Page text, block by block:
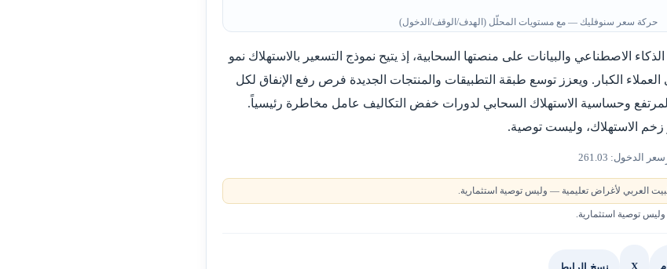
حركة سعر سنوفليك — مع مستويات المحلّل (الهدف/الوقف/الدخول)
الاصطناعي والبيانات على منصتها السحابية، إذ يتيح نموذج التسعير بالاستهلاك نمو
العملاء الكبار. ويعزز توسع طبقة التطبيقات والمنتجات الجديدة فرص رفع الإنفاق لكل
وحساسية الاستهلاك السحابي لدورات خفض التكاليف عامل مخاطرة رئيسياً.
زخم الاستهلاك، وليست توصية.
سعر الدخول: 261.03
العربي لأغراض تعليمية — وليس توصية استثمارية.
توصية استثمارية.
X نسخ الرابط